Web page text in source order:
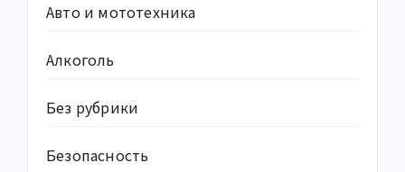
Авто и мототехника
Алкоголь
Без рубрики
Безопасность